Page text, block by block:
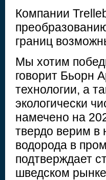
Компании
границ
Мы хотим
говорит Бьорн
технологии, а
экологически
намечено на
твердо верим в
водорода в
подтверждает
шведском